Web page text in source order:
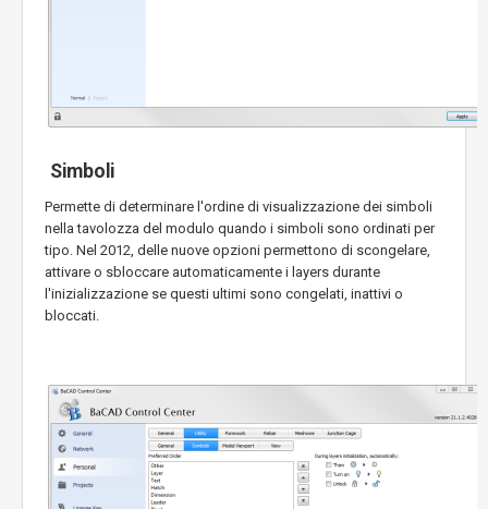
Simboli
Permette di determinare l'ordine di visualizzazione dei simboli
nella tavolozza del modulo quando i simboli sono ordinati per
tipo. Nel 2012, delle nuove opzioni permettono di scongelare,
attivare o sbloccare automaticamente i layers durante
l'inizializzazione se questi ultimi sono congelati, inattivi o
bloccati.